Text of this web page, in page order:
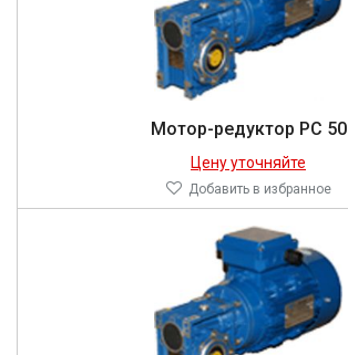
Мотор-редуктор PC 50
Цену уточняйте
Добавить в избранное